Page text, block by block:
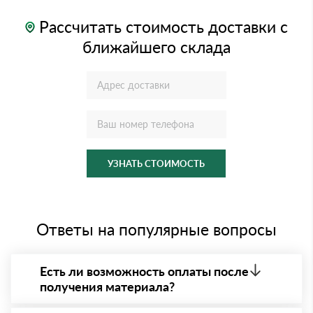
Рассчитать стоимость доставки с
ближайшего склада
УЗНАТЬ СТОИМОСТЬ
Ответы на популярные вопросы
Есть ли возможность оплаты после
получения материала?